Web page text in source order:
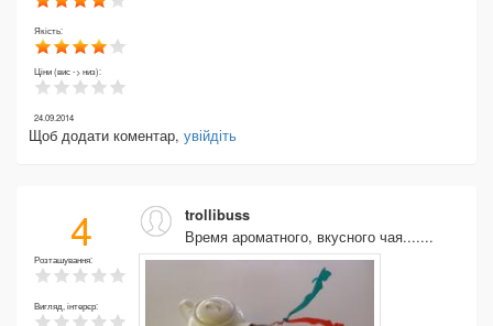
Якість:
Ціни (вис -> низ):
24.09.2014
Щоб додати коментар, увійдіть
4
Розташування:
Вигляд, інтерєр:
trollibuss
Время ароматного, вкусного чая.......